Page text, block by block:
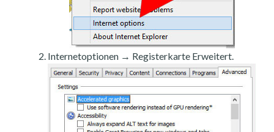
Internetoptionen → Registerkarte Erweitert.